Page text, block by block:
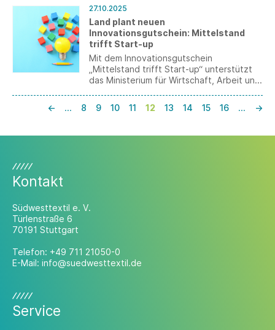
noch gültigen Aufenthaltserlaubnisse bis
zum 4. März 2027 fortgelten.
27.10.2025
Land plant neuen
Innovationsgutschein: Mittelstand
trifft Start-up
Mit dem Innovationsgutschein
„Mittelstand trifft Start-up“ unterstützt
das Ministerium für Wirtschaft, Arbeit und
kleinen und mittleren Unternehmen mit
Start-ups.
← … 8 9 10 11 12 13 14 15 16 … →
Kontakt
Südwesttextil e. V.
Türlenstraße 6
70191 Stuttgart
Telefon: +49 711 21050-0
E-Mail: info@suedwesttextil.de
Service